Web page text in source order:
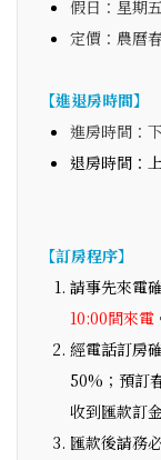
假日：星期
定價：農曆
【進退房時間】
進房時間：
退房時間：
【訂房程序】
請事先來電
10:00間來電
經電話訂房
50%；預訂
收到匯款訂
匯款後請務